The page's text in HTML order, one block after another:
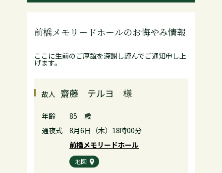
前橋メモリードホールのお悔やみ情報
ここに生前のご厚誼を深謝し謹んでご通知申し上
げます。
故人 齋藤 テルヨ 様
年齢
85 歳
通夜式
8月6日（木）18時00分
前橋メモリードホール
地図